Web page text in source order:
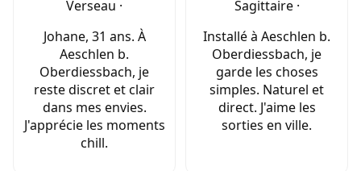
Verseau ·
Johane, 31 ans. À
Aeschlen b.
Oberdiessbach, je
reste discret et clair
dans mes envies.
J'apprécie les moments
chill.
Sagittaire ·
Installé à Aeschlen b.
Oberdiessbach, je
garde les choses
simples. Naturel et
direct. J'aime les
sorties en ville.